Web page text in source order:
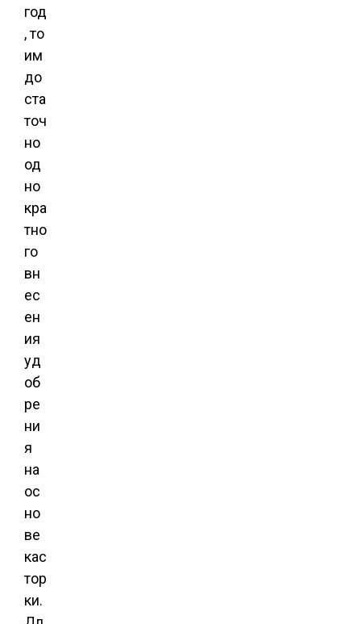
год
, то
им
до
ста
точ
но
од
но
кра
тно
го
вн
ес
ен
ия
уд
об
ре
ни
я
на
ос
но
ве
кас
тор
ки.